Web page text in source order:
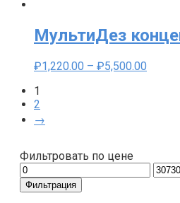
МультиДез
₽1,220.00 – ₽5,500.00
1
2
→
Фильтровать по цене
Минимальная
цена
цена
Фильтрация